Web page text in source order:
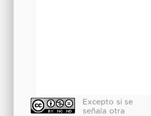
Excepto si se
señala otra